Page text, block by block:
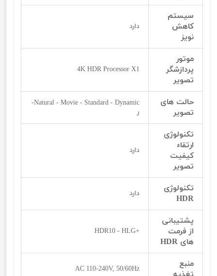
سیستم
کاهش
نویز
دارد
موتور
پردازشگر
تصویر
4K HDR Processor X1
حالت های
تصویر
Natural - Movie - Standard - Dynamic-
ر
تکنولوژی
ارتقاء
کیفیت
تصویر
دارد
تکنولوژی
HDR
دارد
پشتیبانی
از فرمت
های HDR
+HDR10 - HLG
منبع
AC 110-240V, 50/60Hz